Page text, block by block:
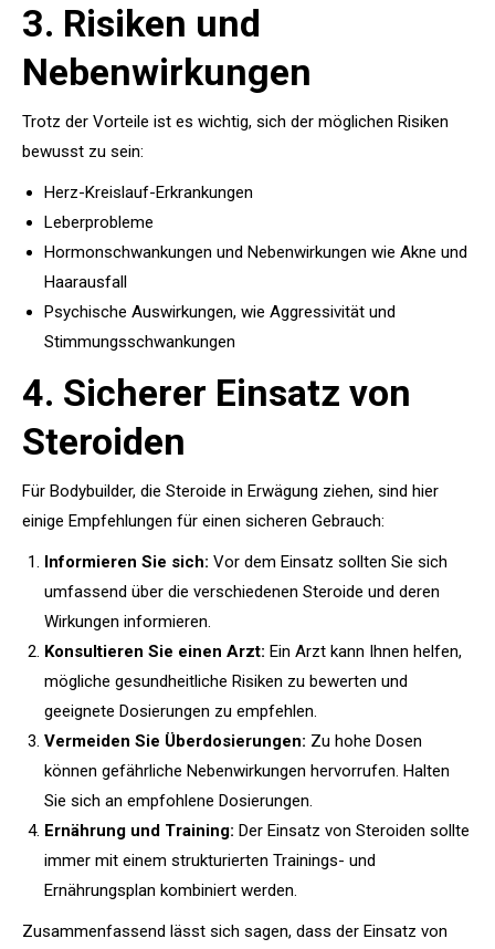
3. Risiken und
Nebenwirkungen
Trotz der Vorteile ist es wichtig, sich der möglichen Risiken
bewusst zu sein:
Herz-Kreislauf-Erkrankungen
Leberprobleme
Hormonschwankungen und Nebenwirkungen wie Akne und
Haarausfall
Psychische Auswirkungen, wie Aggressivität und
Stimmungsschwankungen
4. Sicherer Einsatz von
Steroiden
Für Bodybuilder, die Steroide in Erwägung ziehen, sind hier
einige Empfehlungen für einen sicheren Gebrauch:
Informieren Sie sich: Vor dem Einsatz sollten Sie sich
umfassend über die verschiedenen Steroide und deren
Wirkungen informieren.
Konsultieren Sie einen Arzt: Ein Arzt kann Ihnen helfen,
mögliche gesundheitliche Risiken zu bewerten und
geeignete Dosierungen zu empfehlen.
Vermeiden Sie Überdosierungen: Zu hohe Dosen
können gefährliche Nebenwirkungen hervorrufen. Halten
Sie sich an empfohlene Dosierungen.
Ernährung und Training: Der Einsatz von Steroiden sollte
immer mit einem strukturierten Trainings- und
Ernährungsplan kombiniert werden.
Zusammenfassend lässt sich sagen, dass der Einsatz von